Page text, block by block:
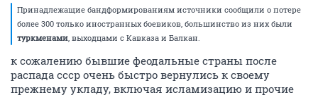
Принадлежащие бандформированиям источники сообщили о потере
более 300 только иностранных боевиков, большинство из них были
туркменами, выходцами с Кавказа и Балкан.
к сожалению бывшие феодальные страны после
распада ссср очень быстро вернулись к своему
прежнему укладу, включая исламизацию и прочие